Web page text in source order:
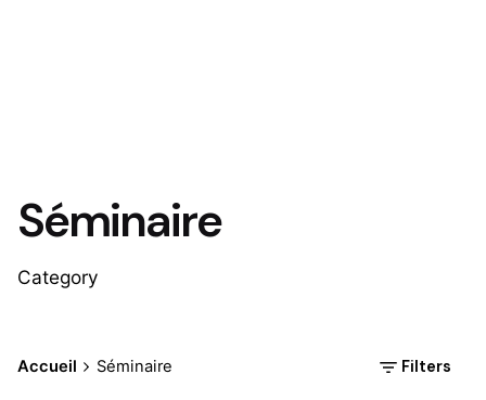
Séminaire
Category
Accueil Séminaire Filters